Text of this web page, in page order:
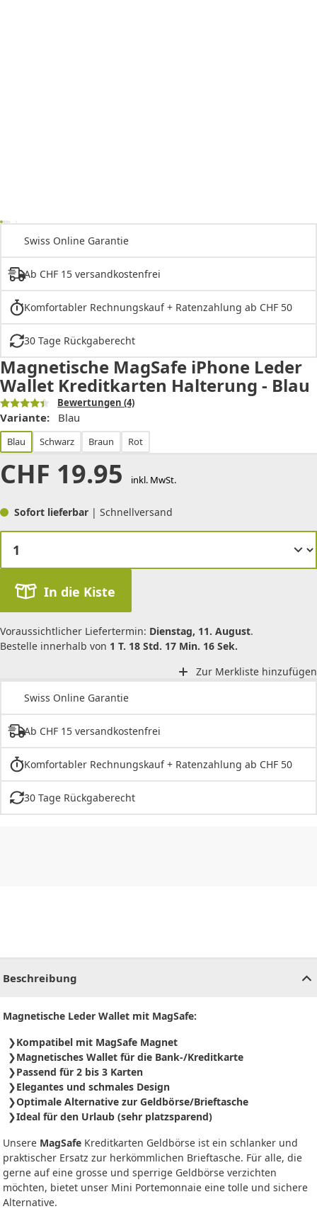
Swiss Online Garantie
Ab CHF 15 versandkostenfrei
Komfortabler Rechnungskauf + Ratenzahlung ab CHF 50
30 Tage Rückgaberecht
Magnetische MagSafe iPhone Leder
Wallet Kreditkarten Halterung - Blau
Bewertungen (4)
Variante: Blau
Blau Schwarz Braun Rot
CHF 19.95 inkl. MwSt.
Sofort lieferbar | Schnellversand
In die Kiste
Voraussichtlicher Liefertermin: Dienstag, 11. August.
Bestelle innerhalb von 1 T. 18 Std. 17 Min. 16 Sek.
Zur Merkliste hinzufügen
Swiss Online Garantie
Ab CHF 15 versandkostenfrei
Komfortabler Rechnungskauf + Ratenzahlung ab CHF 50
30 Tage Rückgaberecht
Beschreibung
Magnetische Leder Wallet mit MagSafe:
Kompatibel mit MagSafe Magnet
Magnetisches Wallet für die Bank-/Kreditkarte
Passend für 2 bis 3 Karten
Elegantes und schmales Design
Optimale Alternative zur Geldbörse/Brieftasche
Ideal für den Urlaub (sehr platzsparend)
Unsere MagSafe Kreditkarten Geldbörse ist ein schlanker und
praktischer Ersatz zur herkömmlichen Brieftasche. Für alle, die
gerne auf eine grosse und sperrige Geldbörse verzichten
möchten, bietet unser Mini Portemonnaie eine tolle und sichere
Alternative.